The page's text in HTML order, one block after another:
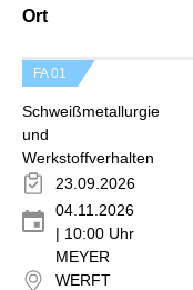
Ort
FA 01
Schweißmetallurgie
und
Werkstoffverhalten
23.09.2026
04.11.2026
| 10:00 Uhr
MEYER
WERFT